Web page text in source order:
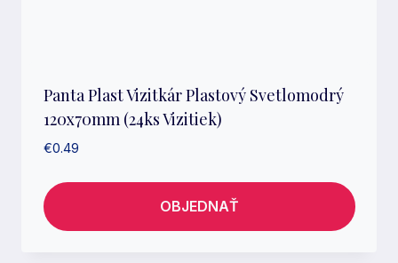
Panta Plast Vizitkár Plastový Svetlomodrý
120x70mm (24ks Vizitiek)
€0.49
OBJEDNAŤ